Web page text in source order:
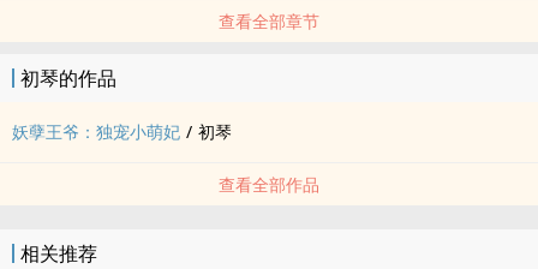
查看全部章节
初琴的作品
妖孽王爷：独宠小萌妃 / 初琴
查看全部作品
相关推荐